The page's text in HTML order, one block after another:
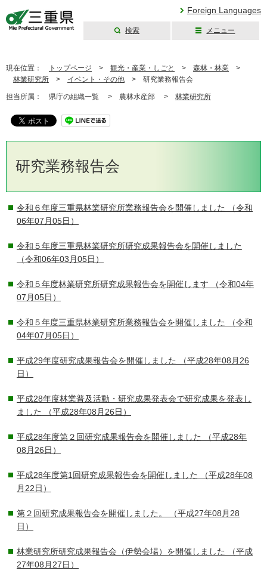
Foreign Languages
検索 メニュー
現在位置： トップページ > 観光・産業・しごと > 森林・林業 >
林業研究所 > イベント・その他 > 研究業務報告会
担当所属： 県庁の組織一覧 > 農林水産部 > 林業研究所
研究業務報告会
令和６年度三重県林業研究所業務報告会を開催しました
（令和
06年07月05日）
令和５年度三重県林業研究所研究成果報告会を開催しました
（令和06年03月05日）
令和５年度林業研究所研究成果報告会を開催します （令和04年
07月05日）
令和５年度三重県林業研究所業務報告会を開催しました
（令和
04年07月05日）
平成29年度研究成果報告会を開催しました
（平成28年08月26
日）
平成28年度林業普及活動・研究成果発表会で研究成果を発表し
ました
（平成28年08月26日）
平成28年度第２回研究成果報告会を開催しました
（平成28年
08月26日）
平成28年度第1回研究成果報告会を開催しました
（平成28年08
月22日）
第２回研究成果報告会を開催しました。
（平成27年08月28
日）
林業研究所研究成果報告会（伊勢会場）を開催しました
（平成
27年08月27日）